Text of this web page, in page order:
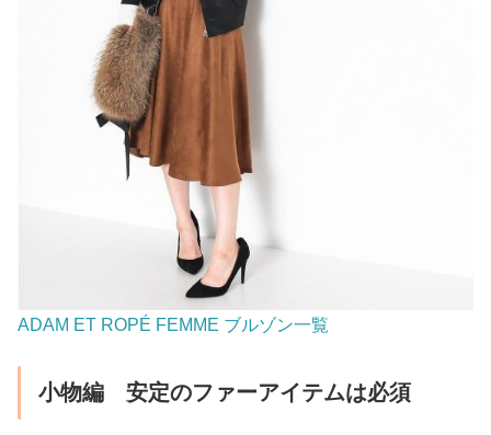
ADAM ET ROPÉ FEMME ブルゾン一覧
小物編 安定のファーアイテムは必須